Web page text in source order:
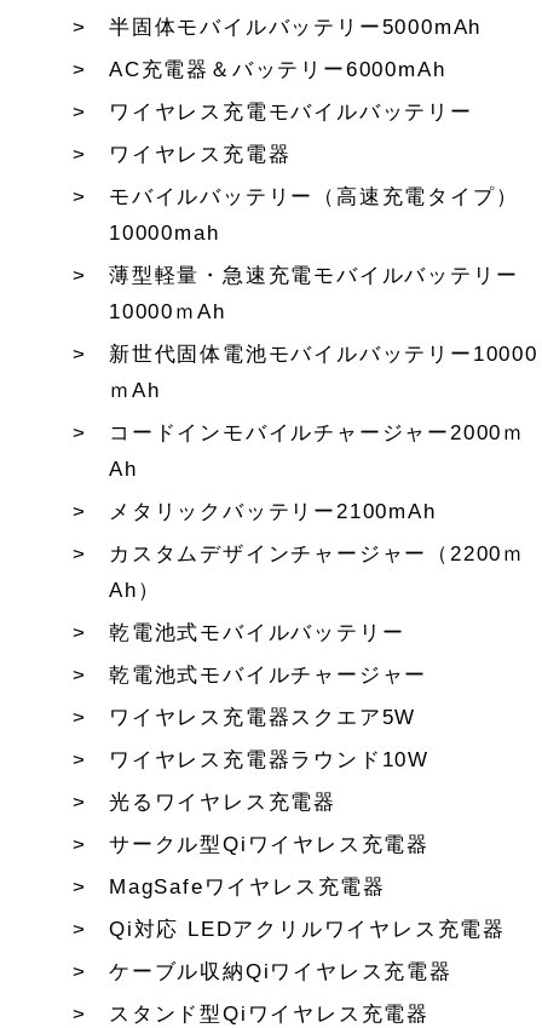
半固体モバイルバッテリー5000mAh
AC充電器＆バッテリー6000mAh
ワイヤレス充電モバイルバッテリー
ワイヤレス充電器
モバイルバッテリー（高速充電タイプ）
10000mah
薄型軽量・急速充電モバイルバッテリー
10000ｍAh
新世代固体電池モバイルバッテリー10000
ｍAh
コードインモバイルチャージャー2000ｍ
Ah
メタリックバッテリー2100mAh
カスタムデザインチャージャー（2200ｍ
Ah）
乾電池式モバイルバッテリー
乾電池式モバイルチャージャー
ワイヤレス充電器スクエア5W
ワイヤレス充電器ラウンド10W
光るワイヤレス充電器
サークル型Qiワイヤレス充電器
MagSafeワイヤレス充電器
Qi対応 LEDアクリルワイヤレス充電器
ケーブル収納Qiワイヤレス充電器
スタンド型Qiワイヤレス充電器